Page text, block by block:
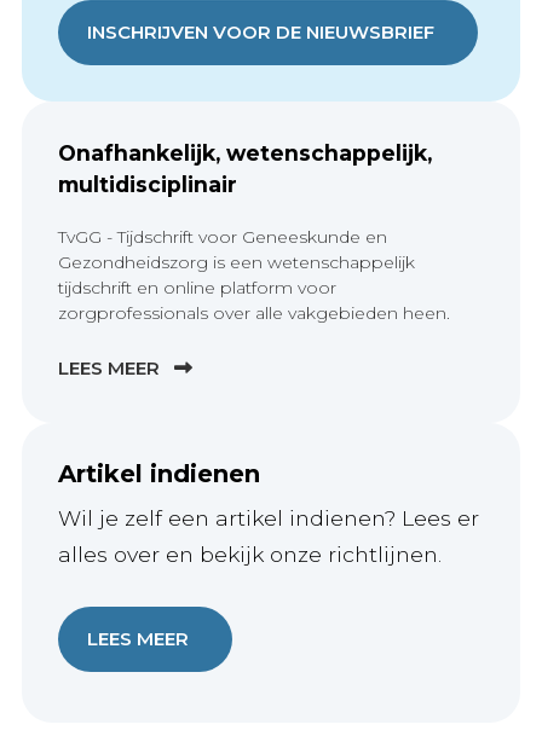
INSCHRIJVEN VOOR DE NIEUWSBRIEF
Onafhankelijk, wetenschappelijk,
multidisciplinair
TvGG - Tijdschrift voor Geneeskunde en
Gezondheidszorg is een wetenschappelijk
tijdschrift en online platform voor
zorgprofessionals over alle vakgebieden heen.
LEES MEER
Artikel indienen
Wil je zelf een artikel indienen? Lees er
alles over en bekijk onze richtlijnen.
LEES MEER